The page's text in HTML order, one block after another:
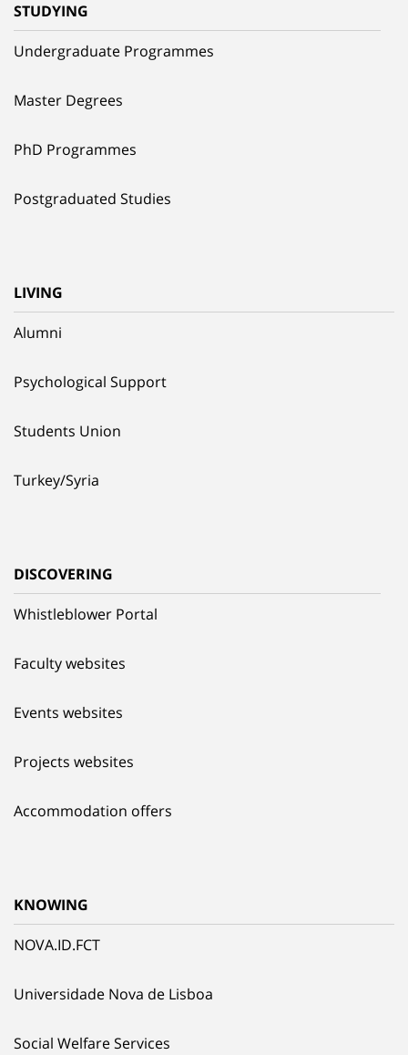
STUDYING
Undergraduate Programmes
Master Degrees
PhD Programmes
Postgraduated Studies
LIVING
Alumni
Psychological Support
Students Union
Turkey/Syria
DISCOVERING
Whistleblower Portal
Faculty websites
Events websites
Projects websites
Accommodation offers
KNOWING
NOVA.ID.FCT
Universidade Nova de Lisboa
Social Welfare Services